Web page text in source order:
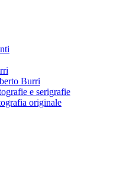
Burri
e serigrafie
originale